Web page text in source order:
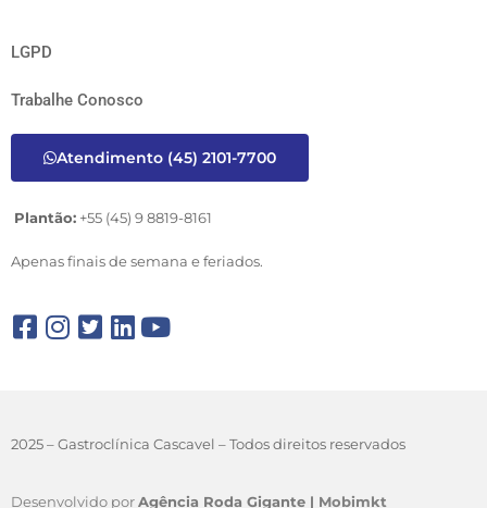
LGPD
Trabalhe Conosco
Atendimento (45) 2101-7700
Plantão: +55 (45) 9 8819-8161
Apenas finais de semana e feriados.
2025 – Gastroclínica Cascavel – Todos direitos reservados
Desenvolvido porAgência Roda Gigante | Mobimkt